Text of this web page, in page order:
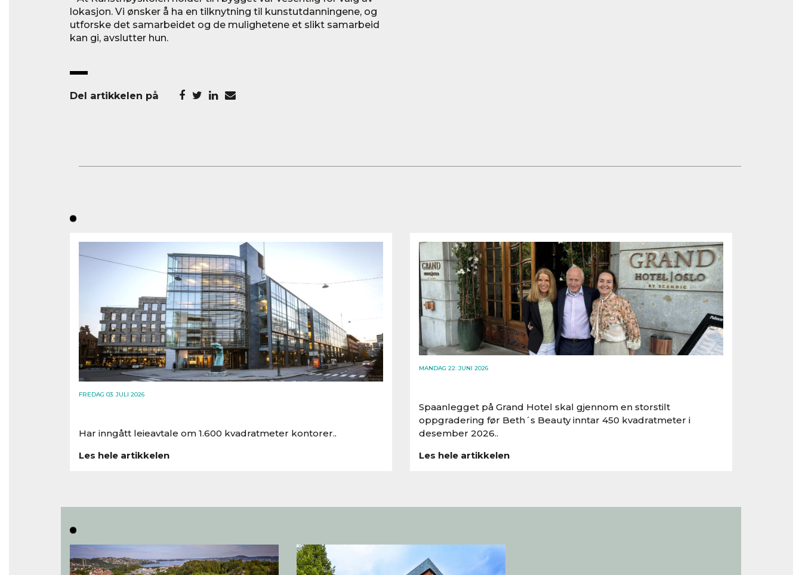
lokasjon. Vi ønsker å ha en tilknytning til kunstutdanningene, og
utforske det samarbeidet og de mulighetene et slikt samarbeid
kan gi, avslutter hun.
Del artikkelen på
FREDAG 03. JULI 2026
Har inngått leieavtale om 1.600 kvadratmeter kontorer..
Les hele artikkelen
MANDAG 22. JUNI 2026
Spaanlegget på Grand Hotel skal gjennom en storstilt
oppgradering før Beth´s Beauty inntar 450 kvadratmeter i
desember 2026..
Les hele artikkelen